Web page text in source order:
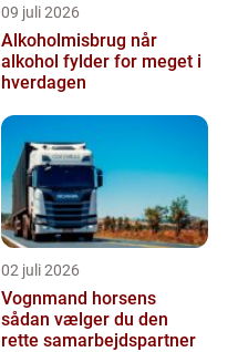
09 juli 2026
Alkoholmisbrug når
alkohol fylder for meget i
hverdagen
02 juli 2026
Vognmand horsens
sådan vælger du den
rette samarbejdspartner